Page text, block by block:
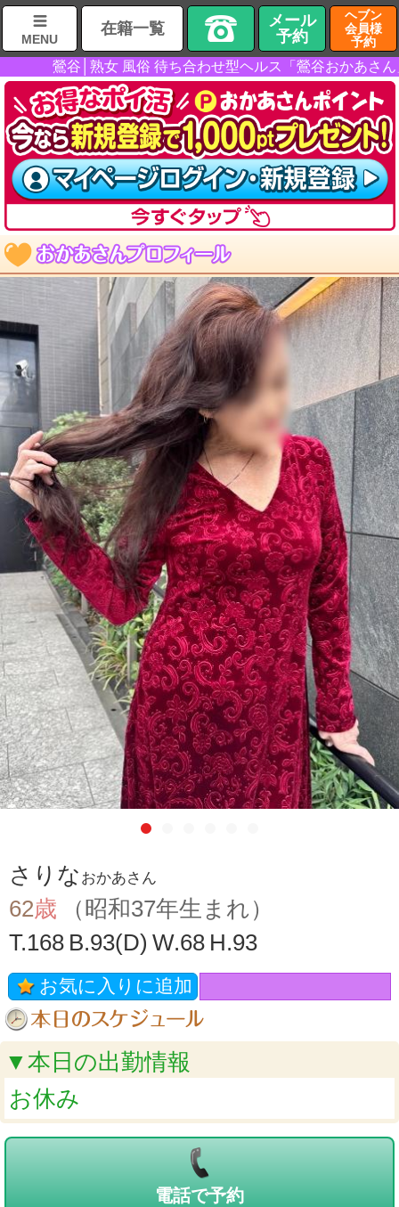
鶯谷│熟女 風俗 待ち合わせ型ヘルス「鶯谷おかあさん」/お
さりな おかあさん
62歳
（昭和37年生まれ）
T.168 B.93(D) W.68 H.93
お気に入りに追加
▼本日の出勤情報
お休み
電話で予約
MENU
在籍一覧
メール
予約
ヘブン
会員様
予約